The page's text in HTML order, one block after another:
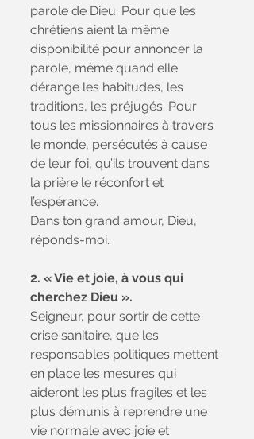
parole de Dieu. Pour que les
chrétiens aient la même
disponibilité pour annoncer la
parole, même quand elle
dérange les habitudes, les
traditions, les préjugés. Pour
tous les missionnaires à travers
le monde, persécutés à cause
de leur foi, qu’ils trouvent dans
la prière le réconfort et
l’espérance.
Dans ton grand amour, Dieu,
réponds-moi.
2. « Vie et joie, à vous qui
cherchez Dieu ».
Seigneur, pour sortir de cette
crise sanitaire, que les
responsables politiques mettent
en place les mesures qui
aideront les plus fragiles et les
plus démunis à reprendre une
vie normale avec joie et